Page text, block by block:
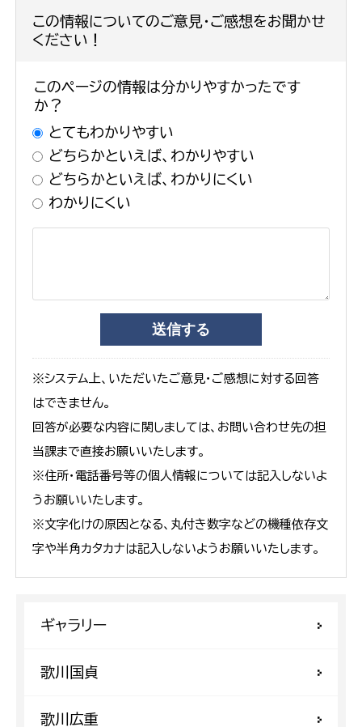
この情報についてのご意見・ご感想をお聞かせ
ください！
このページの情報は分かりやすかったです
か？
とてもわかりやすい
どちらかといえば、わかりやすい
どちらかといえば、わかりにくい
わかりにくい
※システム上、いただいたご意見・ご感想に対する回答
はできません。
回答が必要な内容に関しましては、お問い合わせ先の担
当課まで直接お願いいたします。
※住所・電話番号等の個人情報については記入しないよ
うお願いいたします。
※文字化けの原因となる、丸付き数字などの機種依存文
字や半角カタカナは記入しないようお願いいたします。
ギャラリー
歌川国貞
歌川広重